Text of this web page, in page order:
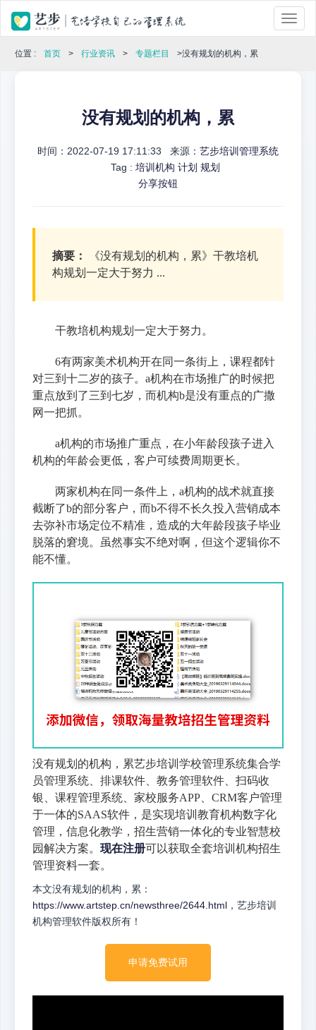
位置 : 首页 > 行业资讯 > 专题栏目 >没有规划的机构，累
没有规划的机构，累
时间：2022-07-19 17:11:33 来源： 艺步培训管理系统
Tag : 培训机构 计划 规划
分享按钮
摘要：
《没有规划的机构，累》干教培机
构规划一定大于努力 ...
干教培机构规划一定大于努力。
6有两家美术机构开在同一条街上，课程都针
对三到十二岁的孩子。a机构在市场推广的时候把
重点放到了三到七岁，而机构b是没有重点的广撒
网一把抓。
a机构的市场推广重点，在小年龄段孩子进入
机构的年龄会更低，客户可续费周期更长。
两家机构在同一条件上，a机构的战术就直接
截断了b的部分客户，而b不得不长久投入营销成本
去弥补市场定位不精准，造成的大年龄段孩子毕业
脱落的窘境。虽然事实不绝对啊，但这个逻辑你不
能不懂。
没有规划的机构，累艺步培训学校管理系统集合学
员管理系统、排课软件、教务管理软件、扫码收
银、课程管理系统、家校服务APP、CRM客户管理
于一体的SAAS软件，是实现培训教育机构数字化
管理，信息化教学，招生营销一体化的专业智慧校
园解决方案。 现在注册可以获取全套培训机构招生
管理资料一套。
本文没有规划的机构，累：
https://www.artstep.cn/newsthree/2644.html ，艺步培训
机构管理软件版权所有！
申请免费试用